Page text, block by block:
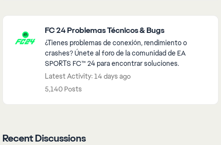
FC 24 Problemas Técnicos & Bugs
¿Tienes problemas de conexión, rendimiento o
crashes? Únete al foro de la comunidad de EA
SPORTS FC™ 24 para encontrar soluciones.
Latest Activity: 14 days ago
5,140 Posts
Recent Discussions